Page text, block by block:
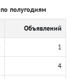
полугодиям
Объявлений
1
4